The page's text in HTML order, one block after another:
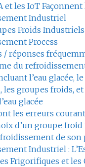
et les IoT Façonnent
Industriel
Froids
Process
/ réponses
du
l’eau glacée,
groupes froids, et
glacée
les erreurs
d’un groupe
de son
Industriel :
Frigorifiques et les